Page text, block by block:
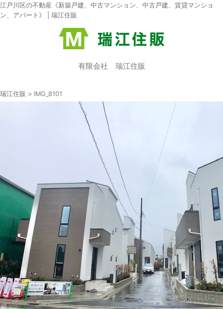
江戸川区の不動産《新築戸建、中古マンション、中古戸建、賃貸マンショ
ン、アパート》 | 瑞江住販
有限会社 瑞江住販
瑞江住販 > IMG_8101